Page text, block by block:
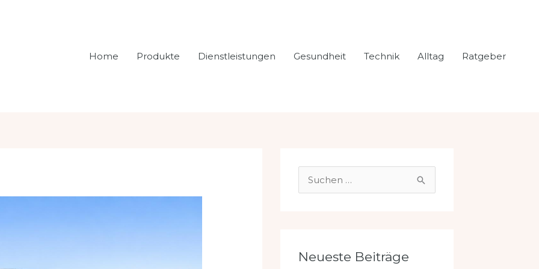
Home
Produkte Dienstleistungen Gesundheit Technik Alltag Ratgeber
e
Neueste Beiträge